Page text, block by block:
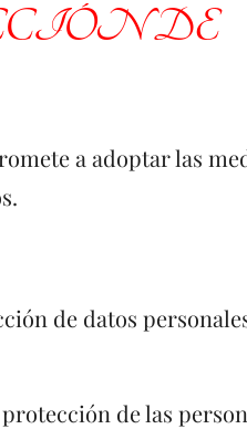
DE
a adoptar las
de datos
de las